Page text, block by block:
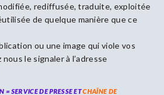
rediffusée, traduite, exploitée
de quelque manière que ce
ou une image qui viole vos
le signaler à l’adresse
= SERVICE DE PRESSE ETCHAÎNE DE